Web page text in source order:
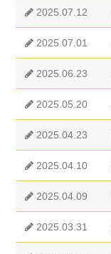
2025.07.12
2025.07.01
2025.06.23
2025.05.20
2025.04.23
2025.04.10
2025.04.09
2025.03.31